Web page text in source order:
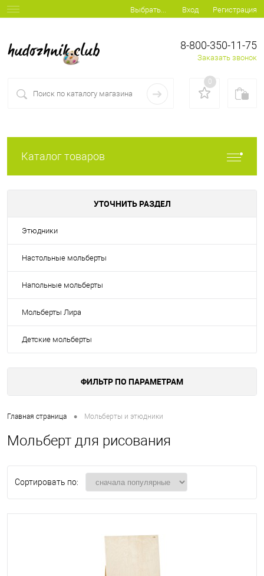
Выбрать... Вход Регистрация
8-800-350-11-75
Заказать звонок
0
Каталог товаров
УТОЧНИТЬ РАЗДЕЛ
Этюдники
Настольные мольберты
Напольные мольберты
Мольберты Лира
Детские мольберты
ФИЛЬТР ПО ПАРАМЕТРАМ
Главная страница • Мольберты и этюдники
Мольберт для рисования
Сортировать по: